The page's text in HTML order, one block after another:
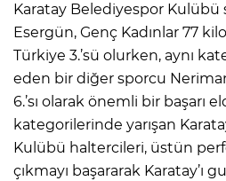
Karatay Belediyespor Kulübü
Esergün, Genç Kadınlar 77
Türkiye 3.’sü olurken, aynı
eden bir diğer sporcu
6.’sı olarak önemli bir başarı
kategorilerinde yarışan
Kulübü haltercileri, üstün
çıkmayı başararak Karatay’ı